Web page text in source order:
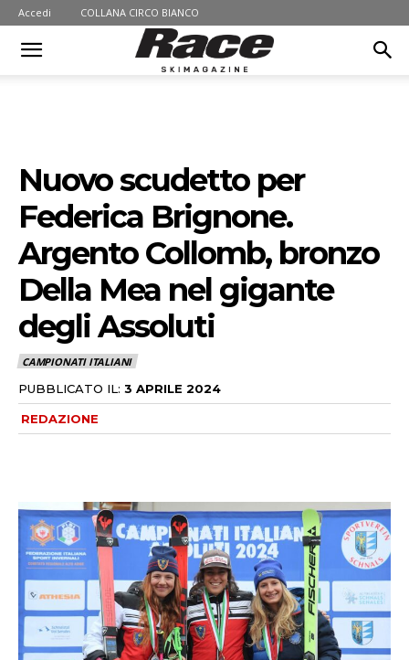
Accedi COLLANA CIRCO BIANCO
Nuovo scudetto per
Federica Brignone.
Argento Collomb, bronzo
Della Mea nel gigante
degli Assoluti
CAMPIONATI ITALIANI
PUBBLICATO IL: 3 APRILE 2024
REDAZIONE